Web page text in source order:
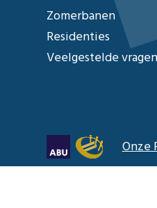
Zomerbanen
Residenties
Veelgestelde vragen
Onze